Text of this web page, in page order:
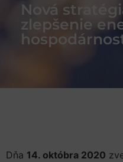
Nová
zlepšenie
Dňa 14. októbra 2020